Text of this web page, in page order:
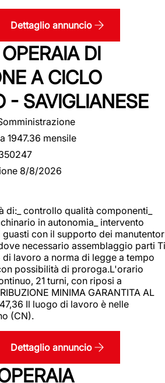
Dettaglio annuncio
DI
A CICLO
- SAVIGLIANESE
1947.36 mensile
8/8/2026
di:_ controllo qualità componenti_
in autonomia_ intervento
con il supporto dei
necessario assemblaggio parti Ti
lavoro a norma di legge a tempo
possibilità di proroga.L'orario
21 turni, con riposi a
MINIMA GARANTITA AL
Il luogo di lavoro è nelle
(CN).
Dettaglio annuncio